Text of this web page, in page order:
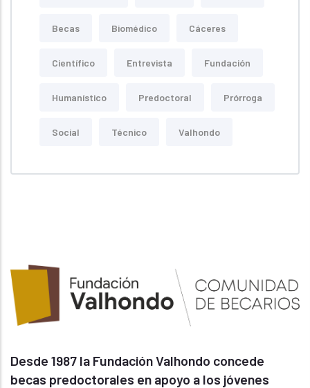
Becas Biomédico Cáceres
Científico Entrevista Fundación
Humanístico Predoctoral Prórroga
Social Técnico Valhondo
Desde 1987 la Fundación Valhondo concede
becas predoctorales en apoyo a los jóvenes